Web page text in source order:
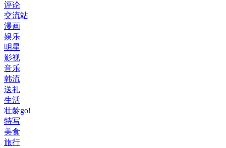
评论
交流站
漫画
娱乐
明星
影视
音乐
韩流
送礼
生活
壮龄go!
特写
美食
旅行